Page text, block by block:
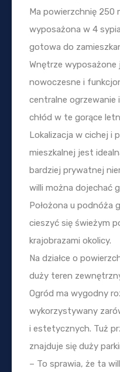
Ma powierzchnię 250
wyposażona w 4
gotowa do
Wnętrze
nowoczesne i
centralne ogrzewanie
chłód w te gorące
Lokalizacja w cichej i
mieszkalnej jest
bardziej prywatnej
willi można dojechać
Położona u podnóża
cieszyć się świeżym
krajobrazami okolicy.
Na działce o
duży teren
Ogród ma wygodny
wykorzystywany
i estetycznych. Tuż
znajduje się duży
– To sprawia, że ta